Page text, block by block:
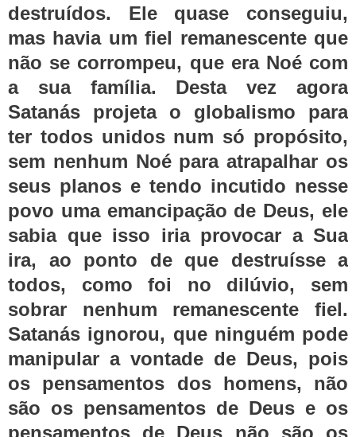
destruídos. Ele quase conseguiu,
mas havia um fiel remanescente que
não se corrompeu, que era Noé com
a sua família. Desta vez agora
Satanás projeta o globalismo para
ter todos unidos num só propósito,
sem nenhum Noé para atrapalhar os
seus planos e tendo incutido nesse
povo uma emancipação de Deus, ele
sabia que isso iria provocar a Sua
ira, ao ponto de que destruísse a
todos, como foi no dilúvio, sem
sobrar nenhum remanescente fiel.
Satanás ignorou, que ninguém pode
manipular a vontade de Deus, pois
os pensamentos dos homens, não
são os pensamentos de Deus e os
pensamentos de Deus não são os